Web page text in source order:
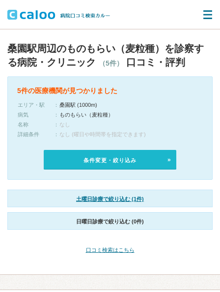
桑園駅周辺のものもらい（麦粒種）を診察す
る病院・クリニック
（5件） 口コミ・評判
5件の医療機関が見つかりました
エリア・駅
桑園駅 (1000m)
病気
ものもらい（麦粒種）
名称
なし
詳細条件
なし (曜日や時間帯を指定できます)
条件変更・絞り込み
土曜日診療で絞り込む (1件)
日曜日診療で絞り込む (0件)
口コミ検索はこちら